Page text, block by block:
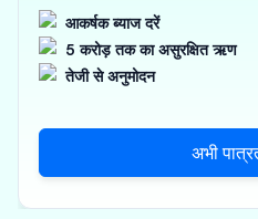
आकर्षक ब्याज दरें
5 करोड़ तक का असुरक्षित ऋण
तेजी से अनुमोदन
अभी